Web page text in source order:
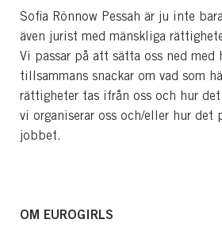
Sofia Rönnow Pessah är ju inte
även jurist med mänskliga
Vi passar på att sätta oss ned med
tillsammans snackar om vad som
rättigheter tas ifrån oss och hur
vi organiserar oss och/eller hur det
jobbet.
OM EUROGIRLS